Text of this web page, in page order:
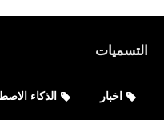
باستخدام برنامج
التسميات
اخبار الذكاء